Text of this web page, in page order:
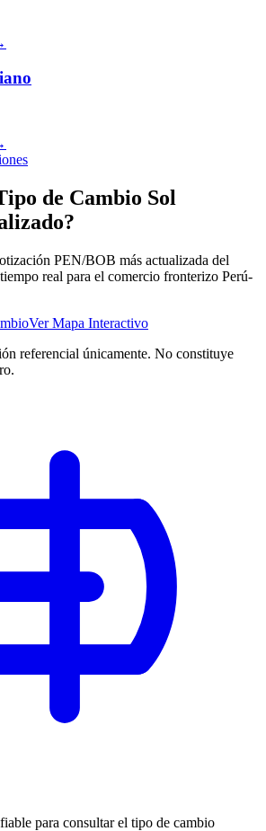
de Cambio Sol
PEN/BOB más actualizada del
real para el comercio fronterizo Perú-
Ver Mapa Interactivo
referencial únicamente. No constituye
para consultar el tipo de cambio